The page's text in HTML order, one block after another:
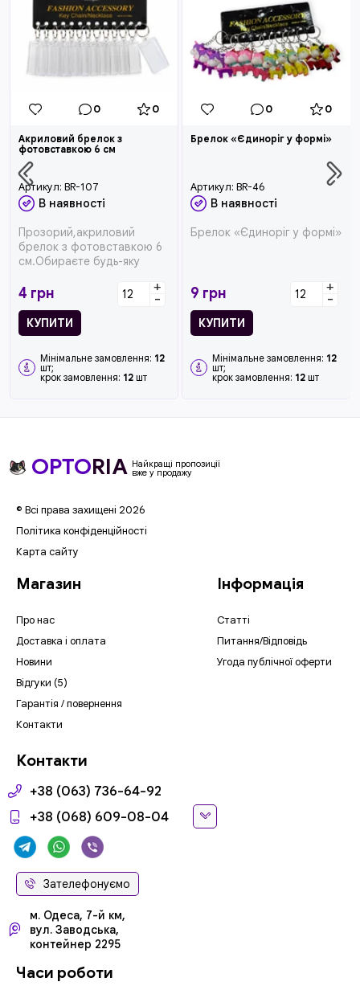
0 0
Акриловий брелок з
фотовставкою 6 см
Артикул: BR-107
В наявності
Прозорий,акриловий
брелок з фотовставкою 6
см.Обираєте будь-яку
її у брелок...
4 грн +
-
КУПИТИ
Мінімальне замовлення: 12
шт;
крок замовлення: 12 шт
0 0
Брелок «Єдиноріг у формі»
Артикул: BR-46
В наявності
Брелок «Єдиноріг у формі»
9 грн +
-
КУПИТИ
Мінімальне замовлення: 12
шт;
крок замовлення: 12 шт
OPTORIA Найкращі пропозиції
вже у продажу
© Всі права захищені 2026
Політика конфіденційності
Карта сайту
Магазин
Про нас
Доставка і оплата
Новини
Відгуки (5)
Гарантія / повернення
Контакти
Інформація
Статті
Питання/Відповідь
Угода публічної оферти
Контакти
+38 (063) 736-64-92
+38 (068) 609-08-04
Зателефонуємо
м. Одеса, 7-й км,
вул. Заводська,
контейнер 2295
Часи роботи